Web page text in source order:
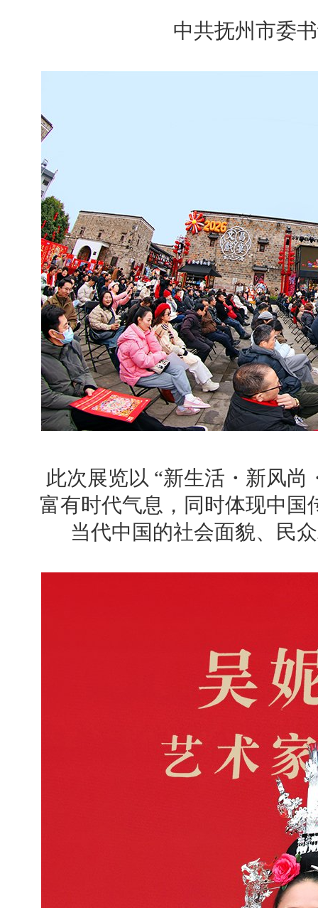
中共抚州市委
此次展览以 “新生活・新风
富有时代气息，同时体现中
当代中国的社会面貌、民